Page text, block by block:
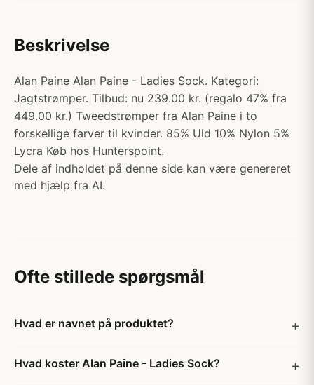
Beskrivelse
Alan Paine Alan Paine - Ladies Sock. Kategori:
Jagtstrømper. Tilbud: nu 239.00 kr. (regalo 47% fra
449.00 kr.) Tweedstrømper fra Alan Paine i to
forskellige farver til kvinder. 85% Uld 10% Nylon 5%
Lycra Køb hos Hunterspoint.
Dele af indholdet på denne side kan være genereret
med hjælp fra AI.
Ofte stillede spørgsmål
Hvad er navnet på produktet?
Hvad koster Alan Paine - Ladies Sock?